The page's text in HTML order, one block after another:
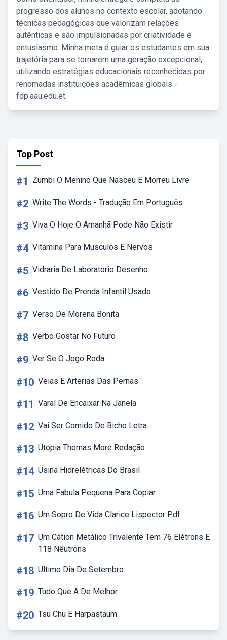
progresso dos alunos no contexto escolar, adotando
técnicas pedagógicas que valorizam relações
autênticas e são impulsionadas por criatividade e
entusiasmo. Minha meta é guiar os estudantes em sua
trajetória para se tornarem uma geração excepcional,
utilizando estratégias educacionais reconhecidas por
renomadas instituições acadêmicas globais -
fdp.aau.edu.et.
Top Post
#1 Zumbi O Menino Que Nasceu E Morreu Livre
#2 Write The Words - Tradução Em Português
#3 Viva O Hoje O Amanhã Pode Não Existir
#4 Vitamina Para Musculos E Nervos
#5 Vidraria De Laboratorio Desenho
#6 Vestido De Prenda Infantil Usado
#7 Verso De Morena Bonita
#8 Verbo Gostar No Futuro
#9 Ver Se O Jogo Roda
#10 Veias E Arterias Das Pernas
#11 Varal De Encaixar Na Janela
#12 Vai Ser Comido De Bicho Letra
#13 Utopia Thomas More Redação
#14 Usina Hidrelétricas Do Brasil
#15 Uma Fabula Pequena Para Copiar
#16 Um Sopro De Vida Clarice Lispector Pdf
#17 Um Cátion Metálico Trivalente Tem 76 Elétrons E
118 Nêutrons
#18 Ultimo Dia De Setembro
#19 Tudo Que A De Melhor
#20 Tsu Chu E Harpastaum